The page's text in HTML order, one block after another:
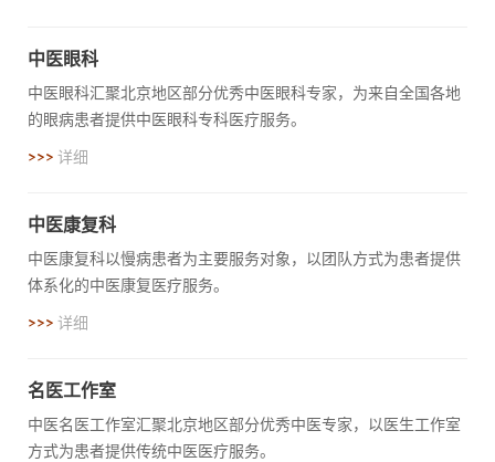
中医眼科
中医眼科汇聚北京地区部分优秀中医眼科专家，为来自全国各地
的眼病患者提供中医眼科专科医疗服务。
>>> 详细
中医康复科
中医康复科以慢病患者为主要服务对象，以团队方式为患者提供
体系化的中医康复医疗服务。
>>> 详细
名医工作室
中医名医工作室汇聚北京地区部分优秀中医专家，以医生工作室
方式为患者提供传统中医医疗服务。